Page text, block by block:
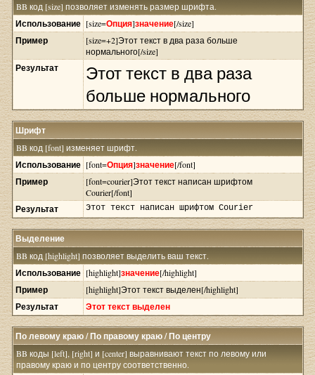
BB код [size] позволяет изменять размер шрифта.
Использование [size=Опция]значение[/size]
Пример
[size=+2]Этот текст в два раза больше
нормального[/size]
Результат
Этот текст в два раза
больше нормального
Шрифт
BB код [font] изменяет шрифт.
Использование [font=Опция]значение[/font]
Пример
[font=courier]Этот текст написан шрифтом
Courier[/font]
Результат Этот текст написан шрифтом Courier
Выделение
BB код [highlight] позволяет выделить ваш текст.
Использование [highlight]значение[/highlight]
Пример [highlight]Этот текст выделен[/highlight]
Результат Этот текст выделен
По левому краю / По правому краю / По центру
BB коды [left], [right] и [center] выравнивают текст по левому или
правому краю и по центру соответственно.